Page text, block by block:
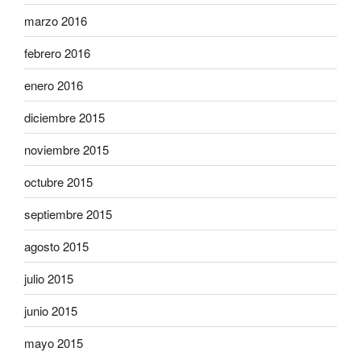
marzo 2016
febrero 2016
enero 2016
diciembre 2015
noviembre 2015
octubre 2015
septiembre 2015
agosto 2015
julio 2015
junio 2015
mayo 2015